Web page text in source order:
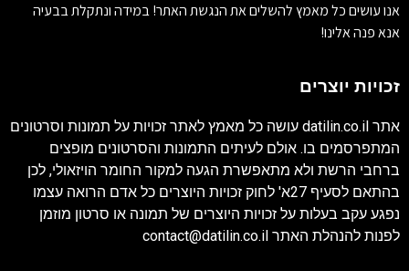
אנו עושים כל מאמץ להשלים את הנגשת האתר! במידה ונתקלת בבעיה
אנא פנה אלינו!
זכויות יוצרים
אתר datilin.co.il עושה כל מאמץ לאתר זכויות על תמונות וסרטונים
המתפרסמים בו. אולם לעיתים התמונות והסרטונים מופצים
ברחבי הרשת ולא מתאפשרת הגעה למקור החומר הויזאולי, לכן
בהתאם לסעיף 27א' לחוק זכויות היוצרים כל אדם הרואה עצמו
נפגע עקב בעלות על זכויות היוצרים של תמונה או סרטון מוזמן
לפנות להנהלת האתר contact@datilin.co.il